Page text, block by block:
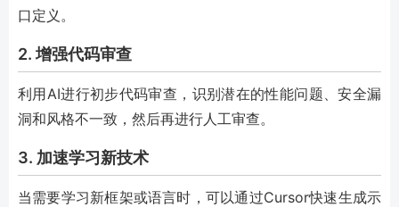
口定义。
2. 增强代码审查
利用AI进行初步代码审查，识别潜在的性能问题、安全漏
洞和风格不一致，然后再进行人工审查。
3. 加速学习新技术
当需要学习新框架或语言时，可以通过Cursor快速生成示